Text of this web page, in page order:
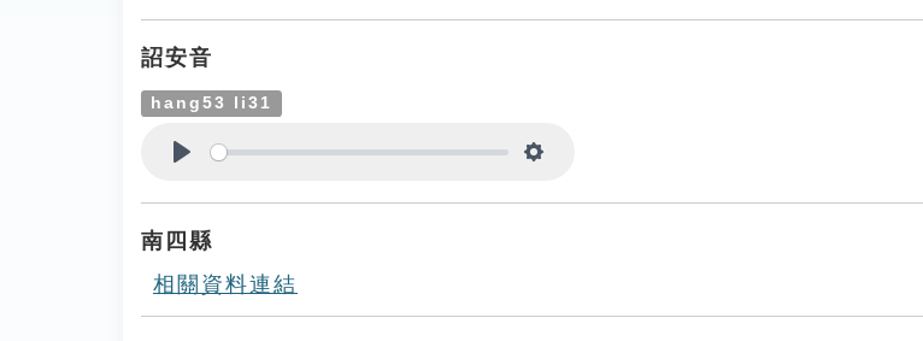
詔安音
hang53 li31
南四縣
相關資料連結